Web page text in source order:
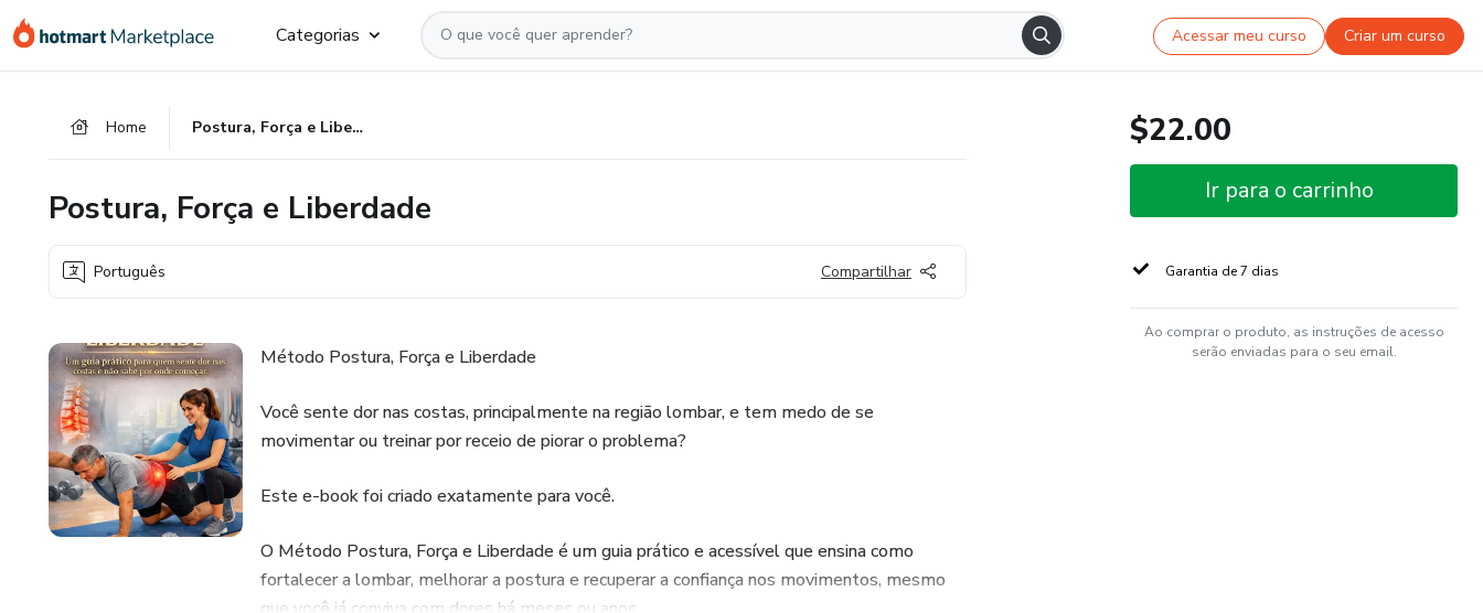
para
para
para
Categorias Acessar meu curso Criar um curso
Home Postura, Força e Liberdade
Postura, Força e Liberdade
Português Compartilhar
Método Postura, Força e Liberdade
Você sente dor nas costas, principalmente na região lombar, e tem medo de se
movimentar ou treinar por receio de piorar o problema?
Este e-book foi criado exatamente para você.
O Método Postura, Força e Liberdade é um guia prático e acessível que ensina como
fortalecer a lombar, melhorar a postura e recuperar a confiança nos movimentos, mesmo
$22.00
Ir para o carrinho
Garantia de 7 dias
Ao comprar o produto, as instruções de acesso
serão enviadas para o seu email.